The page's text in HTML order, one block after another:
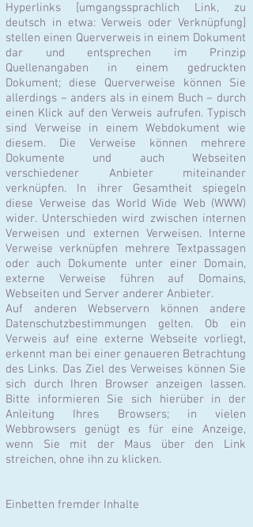
Hyperlinks [umgangssprachlich Link, zu
deutsch in etwa: Verweis oder Verknüpfung]
stellen einen Querverweis in einem Dokument
dar und entsprechen im Prinzip
Quellenangaben in einem gedruckten
Dokument; diese Querverweise können Sie
allerdings – anders als in einem Buch – durch
einen Klick auf den Verweis aufrufen. Typisch
sind Verweise in einem Webdokument wie
diesem. Die Verweise können mehrere
Dokumente und auch Webseiten
verschiedener Anbieter miteinander
verknüpfen. In ihrer Gesamtheit spiegeln
diese Verweise das World Wide Web (WWW)
wider. Unterschieden wird zwischen internen
Verweisen und externen Verweisen. Interne
Verweise verknüpfen mehrere Textpassagen
oder auch Dokumente unter einer Domain,
externe Verweise führen auf Domains,
Webseiten und Server anderer Anbieter.
Auf anderen Webservern können andere
Datenschutzbestimmungen gelten. Ob ein
Verweis auf eine externe Webseite vorliegt,
erkennt man bei einer genaueren Betrachtung
des Links. Das Ziel des Verweises können Sie
sich durch Ihren Browser anzeigen lassen.
Bitte informieren Sie sich hierüber in der
Anleitung Ihres Browsers; in vielen
Webbrowsers genügt es für eine Anzeige,
wenn Sie mit der Maus über den Link
streichen, ohne ihn zu klicken.
Einbetten fremder Inhalte